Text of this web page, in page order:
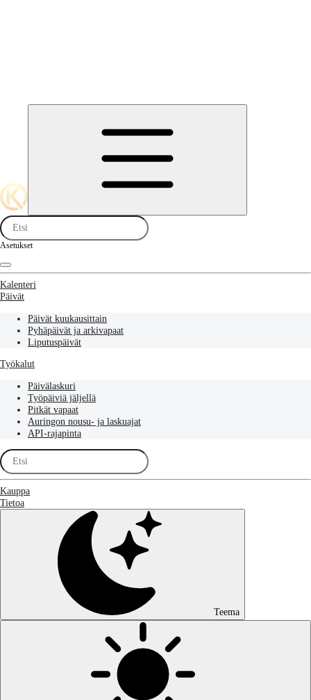
Asetukset
Kalenteri
Päivät
Päivät kuukausittain
Pyhäpäivät ja arkivapaat
Liputuspäivät
Työkalut
Päivälaskuri
Työpäiviä jäljellä
Pitkät vapaat
Auringon nousu- ja laskuajat
API-rajapinta
Kauppa
Tietoa
Teema